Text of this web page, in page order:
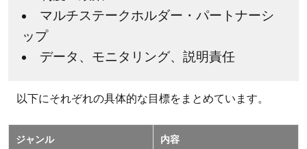
2.2
の投
進
2.3
デジ
マルチステークホルダー・パートナーシ
ップ
データ、モニタリング、説明責任
以下にそれぞれの具体的な目標をまとめています。
ジャンル 内容